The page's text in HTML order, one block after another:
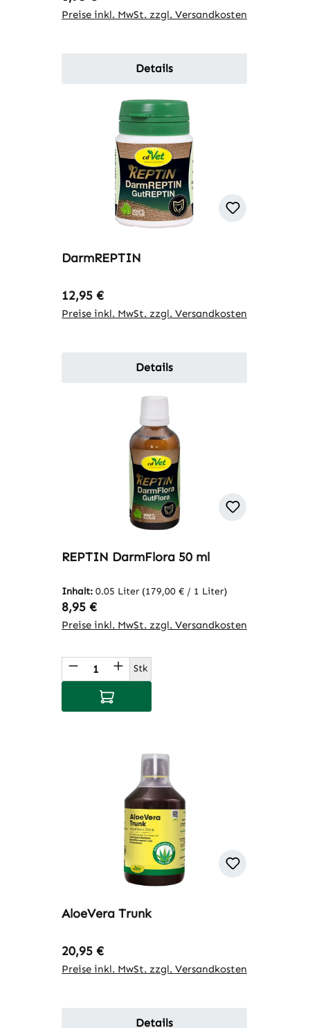
Preise inkl. MwSt. zzgl. Versandkosten
Details
DarmREPTIN
Regulärer Preis:
12,95 €
Preise inkl. MwSt. zzgl. Versandkosten
Details
REPTIN DarmFlora 50 ml
Inhalt:0.05 Liter (179,00 € / 1 Liter)
Regulärer Preis:
8,95 €
Preise inkl. MwSt. zzgl. Versandkosten
Produkt Anzahl: Gib den
Stk
In den Warenkorb
AloeVera Trunk
Regulärer Preis:
20,95 €
Preise inkl. MwSt. zzgl. Versandkosten
Details